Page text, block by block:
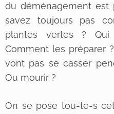
du déménagement est
savez toujours pas
plantes vertes ?
Comment les préparer
vont pas se casser
Ou mourir ?
On se pose tou-te-s